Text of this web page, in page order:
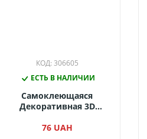
КОД: 306605
ЕСТЬ В НАЛИЧИИ
Самоклеющаяся
Декоративная 3D
Серебряная 700x770x4
76 UAH